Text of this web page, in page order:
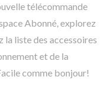
télécommande
Abonné, explorez
la liste des accessoires
et de la
comme bonjour!